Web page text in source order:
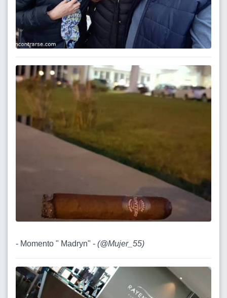
- Momento " Madryn" - (@Mujer_55)